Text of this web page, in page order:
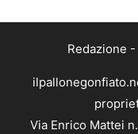
Redazione -
Via Enrico Mattei